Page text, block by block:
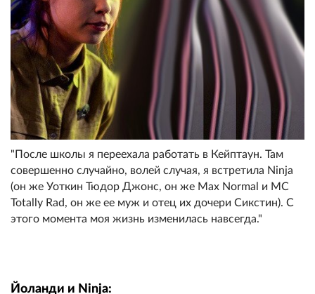
"После школы я переехала работать в Кейптаун. Там
совершенно случайно, волей случая, я встретила Ninja
(он же Уоткин Тюдор Джонс, он же Max Normal и MC
Totally Rad, он же ее муж и отец их дочери Сикстин). С
этого момента моя жизнь изменилась навсегда."
Йоланди и Ninja: